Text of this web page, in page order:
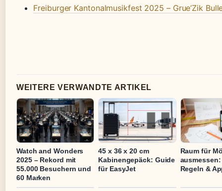
Freiburger Kantonalmusikfest 2025 – Grue’Zik
WEITERE VERWANDTE ARTIKEL
Watch and Wonders
2025 – Rekord mit
55.000 Besuchern und
60 Marken
45 x 36 x 20 cm
Kabinengepäck: Guide
für EasyJet
Raum für
Regeln &